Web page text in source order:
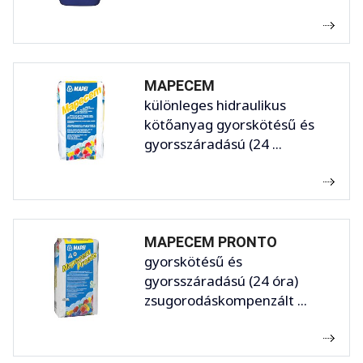
MAPECEM
különleges hidraulikus
kötőanyag gyorskötésű és
gyorsszáradású (24 ...
MAPECEM PRONTO
gyorskötésű és
gyorsszáradású (24 óra)
zsugorodáskompenzált ...